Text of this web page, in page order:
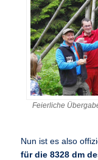
Feierliche
Nun ist es also
für die 8328 dm